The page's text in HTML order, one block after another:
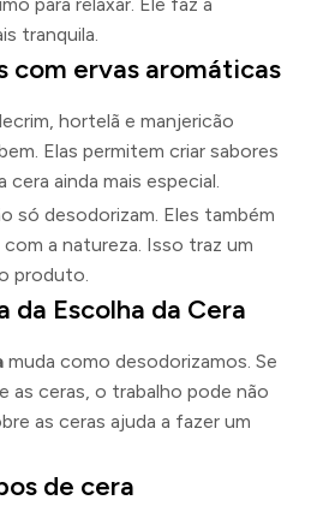
tranquila.
com ervas aromáticas
hortelã e manjericão
Elas permitem criar sabores
cera ainda mais especial.
só desodorizam. Eles também
a natureza. Isso traz um
produto.
da Escolha da Cera
muda como desodorizamos. Se
as ceras, o trabalho pode não
as ceras ajuda a fazer um
de cera